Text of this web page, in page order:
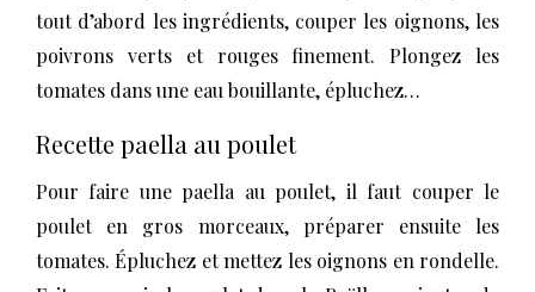
tout d’abord les ingrédients, couper les oignons, les
poivrons verts et rouges finement. Plongez les
tomates dans une eau bouillante, épluchez…
Recette paella au poulet
Pour faire une paella au poulet, il faut couper le
poulet en gros morceaux, préparer ensuite les
tomates. Épluchez et mettez les oignons en rondelle.